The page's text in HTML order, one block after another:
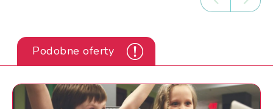
Podobne oferty